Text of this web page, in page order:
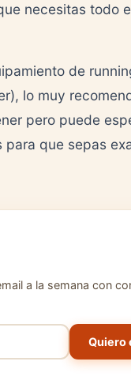
necesitas todo
de
lo muy
pero puede
que sepas
a la semana con
Quiero